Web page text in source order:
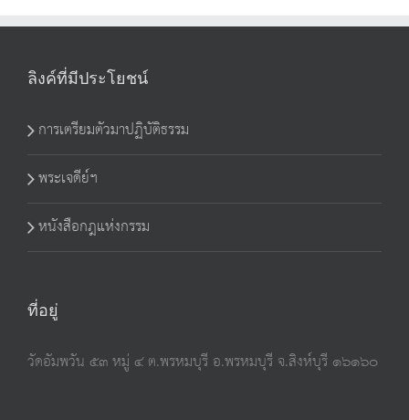
ลิงค์ที่มีประโยชน์
การเตรียมตัวมาปฏิบัติธรรม
พระเจดีย์ฯ
หนังสือกฎแห่งกรรม
ที่อยู่
วัดอัมพวัน ๕๓ หมู่ ๔ ต.พรหมบุรี อ.พรหมบุรี จ.สิงห์บุรี ๑๖๑๖๐